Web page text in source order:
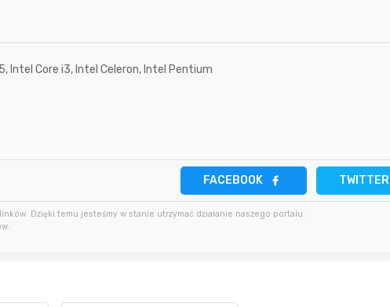
Intel Core i3, Intel Celeron, Intel Pentium
FACEBOOK TWITTER
Dzięki temu jesteśmy w stanie utrzymać działanie naszego portalu.
hanysbo
2 godziny temu